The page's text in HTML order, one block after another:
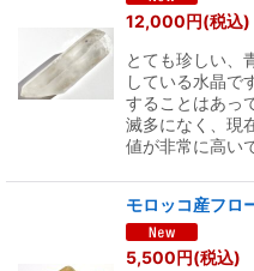
12,000円(税込)
とても珍しい、
している水晶で
することはあっ
滅多になく、現
値が非常に高い
モロッコ産フロ
5,500円(税込)